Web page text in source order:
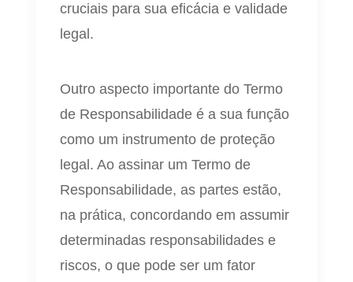
cruciais para sua eficácia e validade
legal.
Outro aspecto importante do Termo
de Responsabilidade é a sua função
como um instrumento de proteção
legal. Ao assinar um Termo de
Responsabilidade, as partes estão,
na prática, concordando em assumir
determinadas responsabilidades e
riscos, o que pode ser um fator